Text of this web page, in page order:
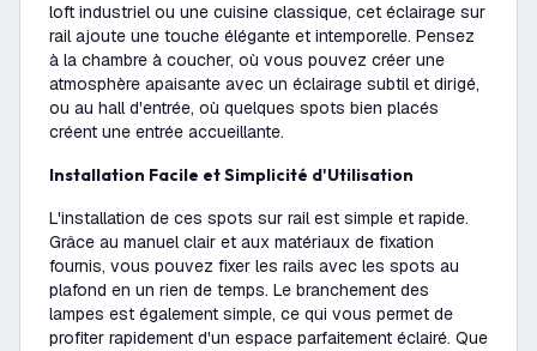
loft industriel ou une cuisine classique, cet éclairage sur
rail ajoute une touche élégante et intemporelle. Pensez
à la chambre à coucher, où vous pouvez créer une
atmosphère apaisante avec un éclairage subtil et dirigé,
ou au hall d'entrée, où quelques spots bien placés
créent une entrée accueillante.
Installation Facile et Simplicité d'Utilisation
L'installation de ces spots sur rail est simple et rapide.
Grâce au manuel clair et aux matériaux de fixation
fournis, vous pouvez fixer les rails avec les spots au
plafond en un rien de temps. Le branchement des
lampes est également simple, ce qui vous permet de
profiter rapidement d'un espace parfaitement éclairé. Que